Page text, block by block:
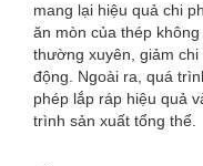
mang lại hiệu quả chi
ăn mòn của thép
thường xuyên, giảm
động. Ngoài ra, quá
phép lắp ráp hiệu quả
trình sản xuất tổng thể.